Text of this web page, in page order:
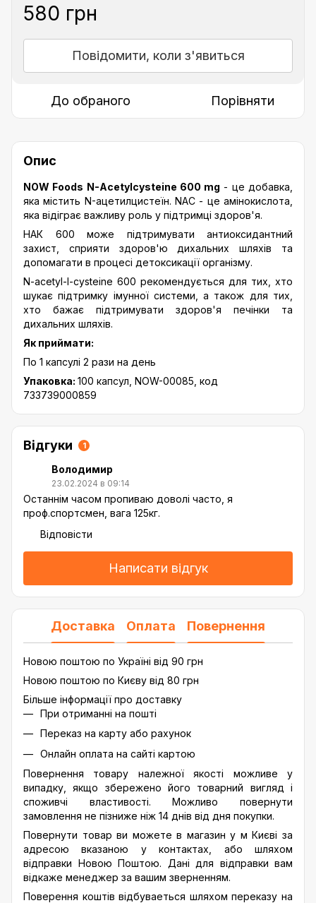
580 грн
Повідомити, коли з'явиться
До обраного Порівняти
Опис
NOW Foods N-Acetylcysteine 600 mg - це добавка,
яка містить N-ацетилцистеїн. NAC - це амінокислота,
яка відіграє важливу роль у підтримці здоров'я.
НАК 600 може підтримувати антиоксидантний
захист, сприяти здоров'ю дихальних шляхів та
допомагати в процесі детоксикації організму.
N-acetyl-l-cysteine 600 рекомендується для тих, хто
шукає підтримку імунної системи, а також для тих,
хто бажає підтримувати здоров'я печінки та
дихальних шляхів.
Як приймати:
По 1 капсулі 2 рази на день
Упаковка: 100 капсул, NOW-00085, код
733739000859
Відгуки 1
Володимир
23.02.2024 в 09:14
Останнім часом пропиваю доволі часто, я
проф.спортсмен, вага 125кг.
Відповісти
Написати відгук
Доставка Оплата Повернення
Новою поштою по Україні від 90 грн
Новою поштою по Києву від 80 грн
Більше інформації про доставку
При отриманні на пошті
Переказ на карту або рахунок
Онлайн оплата на сайті картою
Повернення товару належної якості можливе у
випадку, якщо збережено його товарний вигляд і
споживчі властивості. Можливо повернути
замовлення не пізниже ніж 14 днів від дня покупки.
Повернути товар ви можете в магазин у м Києві за
адресою вказаною у контактах, або шляхом
відправки Новою Поштою. Дані для відправки вам
відкаже менеджер за вашим зверненням.
Поверення коштів відбуваеться шляхом переказу на